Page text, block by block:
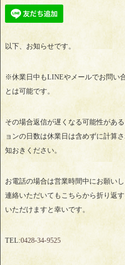
以下、お知らせです。
※休業日中もLINEやメールでお問い
とは可能です。
その場合返信が遅くなる可能性があ
ョンの日数は休業日は含めずに計算
知おきください。
お電話の場合は営業時間中にお願い
連絡いただいてもこちらから折り返
いただけますと幸いです。
TEL:0428‐34‐9525